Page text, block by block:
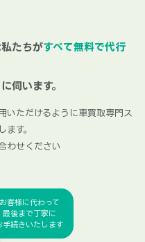
たちがすべて無料で代行
に伺います。
いただけるように車買取専門ス
す。
わせください
お客様に代わって
最後まで丁寧に
手続きいたします